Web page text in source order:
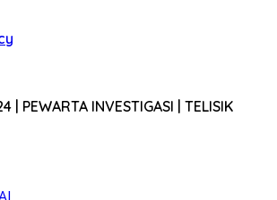
| PEWARTA INVESTIGASI | TELISIK